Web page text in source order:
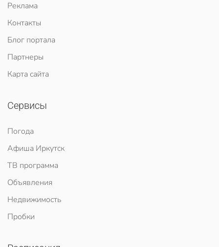
Реклама
Контакты
Блог портала
Партнеры
Карта сайта
Сервисы
Погода
Афиша Иркутск
ТВ программа
Объявления
Недвижимость
Пробки